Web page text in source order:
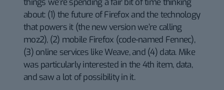
about: (1) the future of Firefox and the technology
that powers it (the new version we’re calling
moz2), (2) mobile Firefox (code-named Fennec),
(3) online services like Weave, and (4) data. Mike
was particularly interested in the 4th item, data,
and saw a lot of possibility in it.